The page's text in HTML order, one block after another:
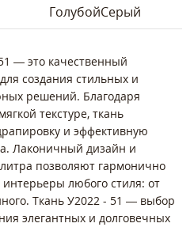
ГолубойСерый
— это качественный
создания стильных и
решений. Благодаря
текстуре, ткань
и эффективную
Лаконичный дизайн и
позволяют гармонично
любого стиля: от
Ткань У2022 - 51 — выбор
элегантных и долговечных